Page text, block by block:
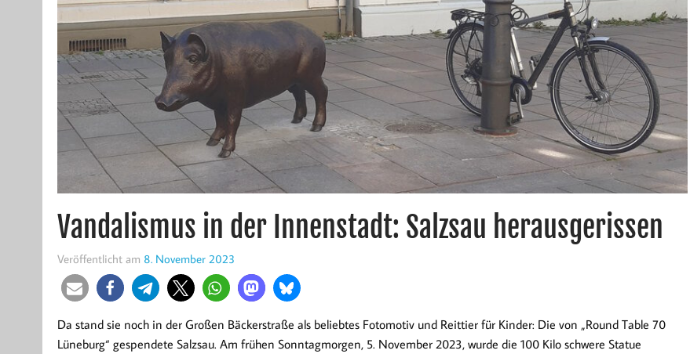
Vandalismus in der Innenstadt: Salzsau herausgerissen
Veröffentlicht am 8. November 2023
Da stand sie noch in der Großen Bäckerstraße als beliebtes Fotomotiv und Reittier für Kinder: Die von „Round Table 70
Lüneburg“ gespendete Salzsau. Am frühen Sonntagmorgen, 5. November 2023, wurde die 100 Kilo schwere Statue